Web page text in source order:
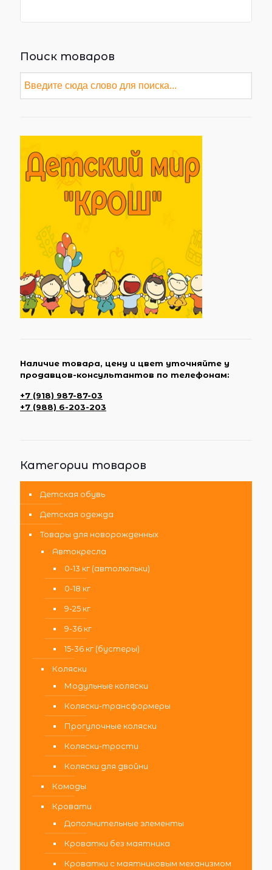
Поиск товаров
Наличие товара, цену и цвет уточняйте у
продавцов-консультантов по телефонам:
+7 (918) 987-87-03
+7 (988) 6-203-203
Категории товаров
Детская обувь
Детская одежда
Товары для новорожденных
Автокресла
0-13 кг (автолюльки)
0-18 кг
9-25 кг
9-36 кг
15-36 кг (бустеры)
Коляски
Модульные коляски
Коляски-трансформеры
Прогулочные коляски
Коляски-трости
Коляски для двойни
Комоды
Кровати
Дополнительные элементы
Кроватки без маятника
Кроватки с маятниковым механизмом